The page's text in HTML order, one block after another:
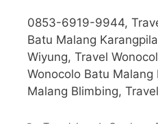
0853-6919-9944,
Batu Malang
Wiyung, Travel
Wonocolo Batu
Malang Blimbing,